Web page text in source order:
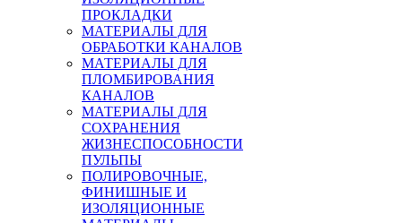
ПРОКЛАДКИ
МАТЕРИАЛЫ ДЛЯ
ОБРАБОТКИ КАНАЛОВ
МАТЕРИАЛЫ ДЛЯ
ПЛОМБИРОВАНИЯ
КАНАЛОВ
МАТЕРИАЛЫ ДЛЯ
СОХРАНЕНИЯ
ЖИЗНЕСПОСОБНОСТИ
ПУЛЬПЫ
ПОЛИРОВОЧНЫЕ,
ФИНИШНЫЕ И
ИЗОЛЯЦИОННЫЕ